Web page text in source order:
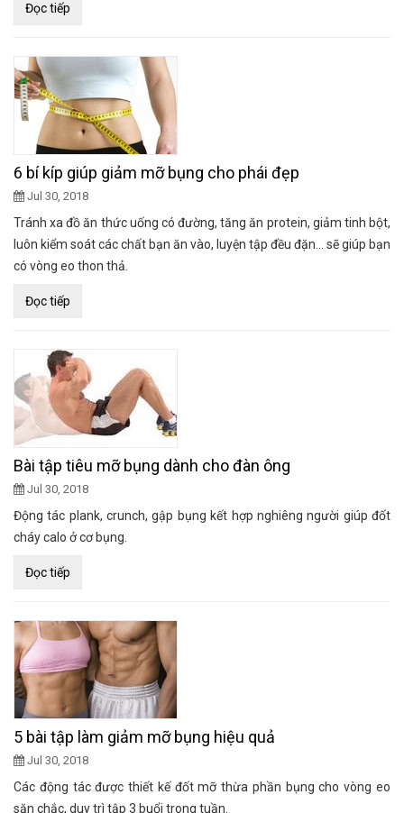
Đọc tiếp
6 bí kíp giúp giảm mỡ bụng cho phái đẹp
Jul 30, 2018
Tránh xa đồ ăn thức uống có đường, tăng ăn protein, giảm tinh bột,
luôn kiểm soát các chất bạn ăn vào, luyện tập đều đặn... sẽ giúp bạn
có vòng eo thon thả.
Đọc tiếp
Bài tập tiêu mỡ bụng dành cho đàn ông
Jul 30, 2018
Động tác plank, crunch, gập bụng kết hợp nghiêng người giúp đốt
cháy calo ở cơ bụng.
Đọc tiếp
5 bài tập làm giảm mỡ bụng hiệu quả
Jul 30, 2018
Các động tác được thiết kế đốt mỡ thừa phần bụng cho vòng eo
săn chắc, duy trì tập 3 buổi trong tuần.